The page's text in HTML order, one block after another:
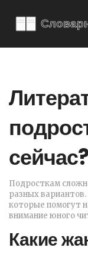
Подросткам
разных
которые помогут
внимание юного
Какие